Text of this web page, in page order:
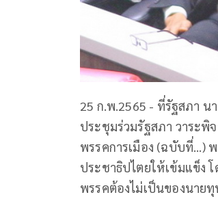
25 ก.พ.2565 - ที่รัฐสภา น
ประชุมร่วมรัฐสภา วาระ
พรรคการเมือง (ฉบับที่...)
ประชาธิปไตยให้เข้มแข็ง
พรรคต้องไม่เป็นของนาย